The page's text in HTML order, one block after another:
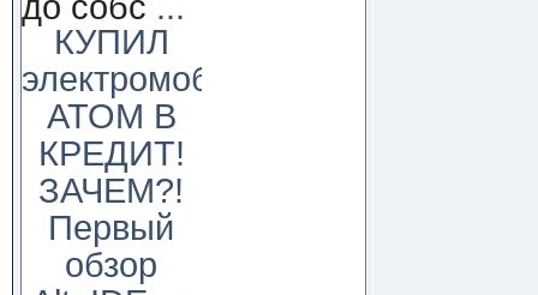
КУПИЛ
электромобиль
АТОМ В
КРЕДИТ!
ЗАЧЕМ?!
Первый
обзор